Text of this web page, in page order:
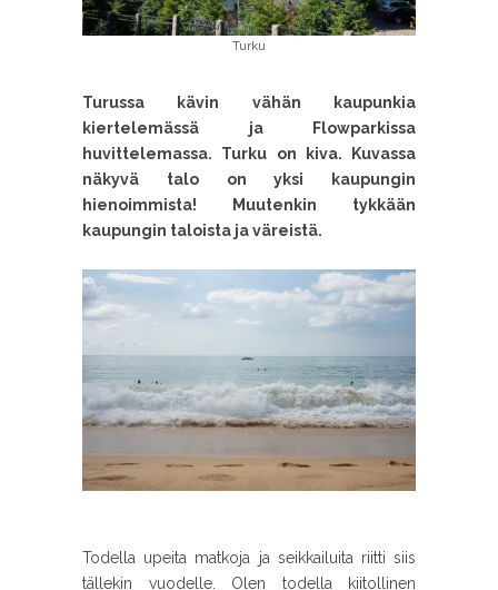
Turku
Turussa kävin vähän kaupunkia
kiertelemässä ja Flowparkissa
huvittelemassa. Turku on kiva. Kuvassa
näkyvä talo on yksi kaupungin
hienoimmista! Muutenkin tykkään
kaupungin taloista ja väreistä.
Todella upeita matkoja ja seikkailuita riitti siis
tällekin vuodelle. Olen todella kiitollinen